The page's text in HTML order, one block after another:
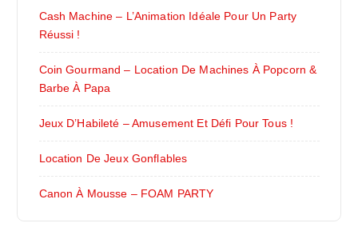
Cash Machine – L’Animation Idéale Pour Un Party
Réussi !
Coin Gourmand – Location De Machines À Popcorn &
Barbe À Papa
Jeux D’Habileté – Amusement Et Défi Pour Tous !
Location De Jeux Gonflables
Canon À Mousse – FOAM PARTY